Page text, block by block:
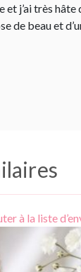
j’ai très hâte
de beau et
à la liste